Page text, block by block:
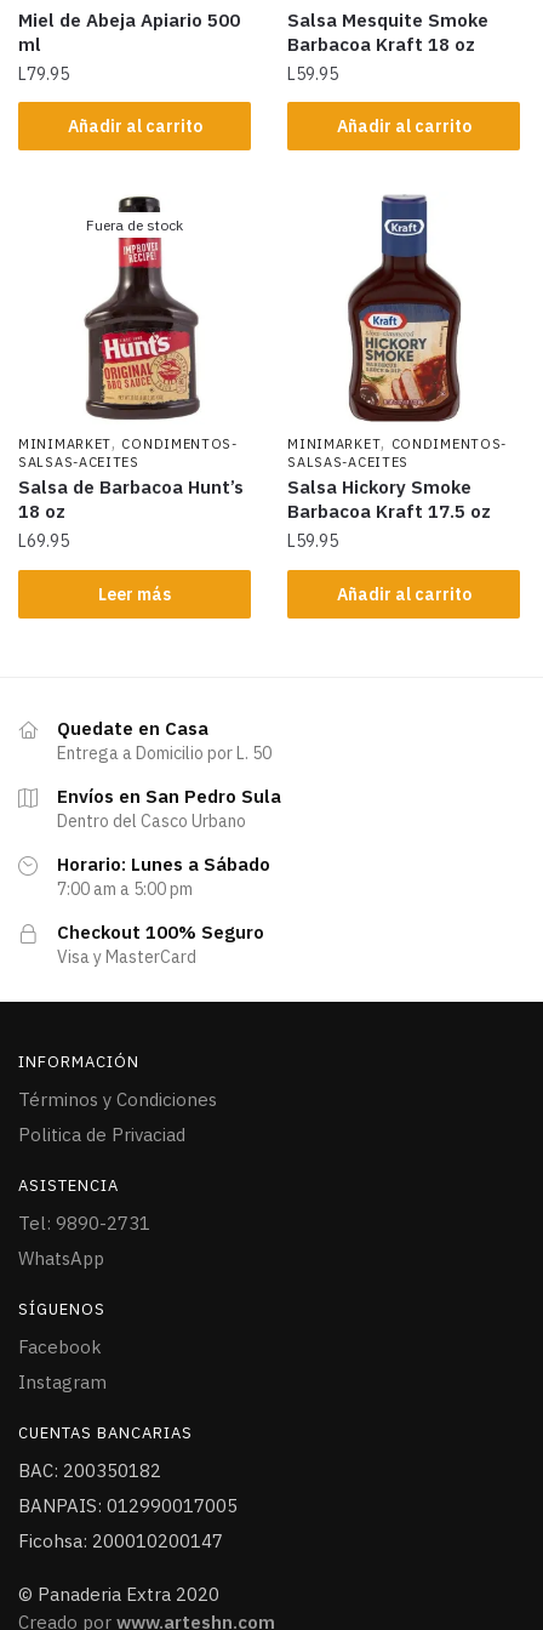
Miel de Abeja Apiario 500
ml
L79.95
Añadir al carrito
Salsa Mesquite Smoke
Barbacoa Kraft 18 oz
L59.95
Añadir al carrito
Fuera de stock
MINIMARKET, CONDIMENTOS-
SALSAS-ACEITES
Salsa de Barbacoa Hunt’s
18 oz
L69.95
Leer más
MINIMARKET, CONDIMENTOS-
SALSAS-ACEITES
Salsa Hickory Smoke
Barbacoa Kraft 17.5 oz
L59.95
Añadir al carrito
Quedate en Casa
Entrega a Domicilio por L. 50
Envíos en San Pedro Sula
Dentro del Casco Urbano
Horario: Lunes a Sábado
7:00 am a 5:00 pm
Checkout 100% Seguro
Visa y MasterCard
INFORMACIÓN
Términos y Condiciones
Politica de Privaciad
ASISTENCIA
Tel: 9890-2731
WhatsApp
SÍGUENOS
Facebook
Instagram
CUENTAS BANCARIAS
BAC: 200350182
BANPAIS: 012990017005
Ficohsa: 200010200147
© Panaderia Extra 2020
Creado por www.arteshn.com